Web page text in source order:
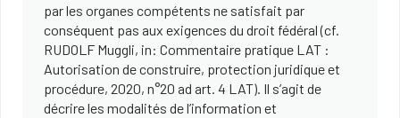
par les organes compétents ne satisfait par
conséquent pas aux exigences du droit fédéral (cf.
RUDOLF Muggli, in: Commentaire pratique LAT :
Autorisation de construire, protection juridique et
procédure, 2020, n°20 ad art. 4 LAT). Il s’agit de
décrire les modalités de l’information et